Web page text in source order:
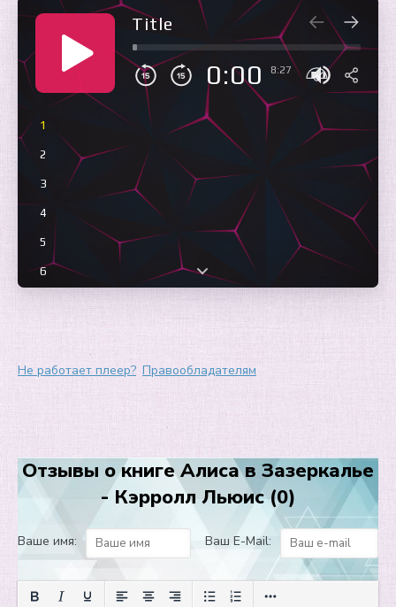
Title
0:00 8:27
1
2
3
4
5
6
Не работает плеер? Правообладателям
Отзывы о книге Алиса в Зазеркалье
- Кэрролл Льюис (0)
Ваше имя: Ваш E-Mail: